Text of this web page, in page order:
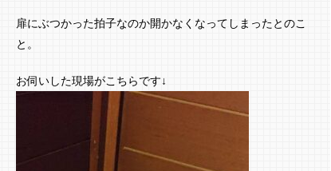
扉にぶつかった拍子なのか開かなくなってしまったとのこ
と。
お伺いした現場がこちらです↓